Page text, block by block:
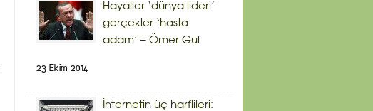
Hayaller ‘dünya lideri’
gerçekler ‘hasta
adam’ – Ömer Gül
23 Ekim 2014
İnternetin üç harflileri: